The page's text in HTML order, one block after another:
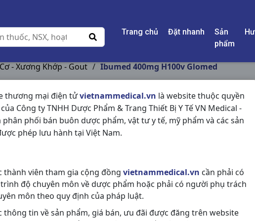
Trang chủ Đặt nhanh
Sản
phẩm
thương mại điện tửvietnammedical.vn là website thuộc quyền
Công ty TNHH Dược Phẩm & Trang Thiết Bị Y Tế VN Medical -
phân phối bán buôn dược phẩm, vật tư y tế, mỹ phẩm và các sản
phép lưu hành tại Việt Nam.
thành viên tham gia cộng đồng vietnammedical.vn cần phải có
độ chuyên môn về dược phẩm hoặc phải có người phụ trách
môn theo quy định của pháp luật.
thông tin về sản phẩm, giá bán, ưu đãi được đăng trên website
- Xương Khớp - Gout / Ibumed 400mg H100v Glomed
IBUMED 400MG H100V
NSX:Glomed
Giảm Đau - Kháng Viêm -
Chia sẻ qua mạng xã hội: